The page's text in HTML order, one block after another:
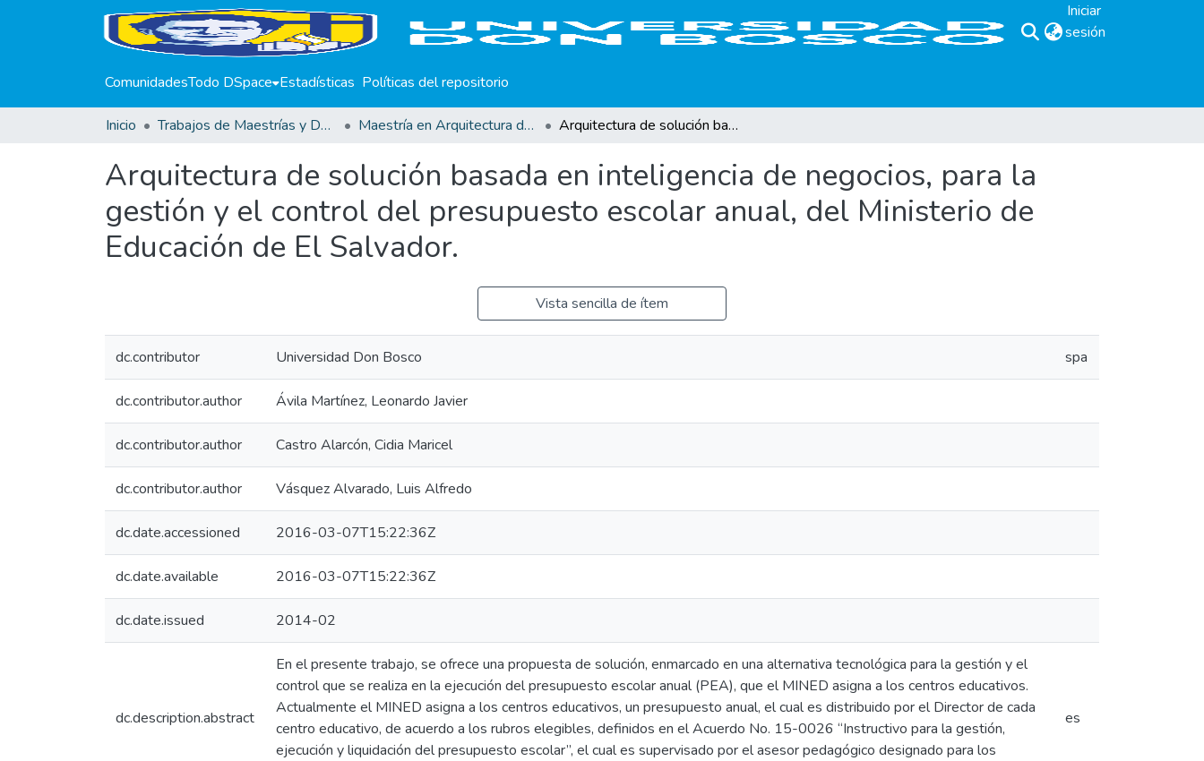
Iniciar
sesión
ComunidadesTodo DSpace Estadísticas Políticas del repositorio
Inicio Trabajos de Maestrías y Doctorados Maestría en Arquitectura de Software Arquitectura de solución basada en inteligencia de negocios, para la gestión y el control del presupuesto escolar anual, del Ministerio de Educación de El Salvador.
Arquitectura de solución basada en inteligencia de negocios, para la
gestión y el control del presupuesto escolar anual, del Ministerio de
Educación de El Salvador.
Vista sencilla de ítem
dc.contributor Universidad Don Bosco spa
dc.contributor.author Ávila Martínez, Leonardo Javier
dc.contributor.author Castro Alarcón, Cidia Maricel
dc.contributor.author Vásquez Alvarado, Luis Alfredo
dc.date.accessioned 2016-03-07T15:22:36Z
dc.date.available 2016-03-07T15:22:36Z
dc.date.issued 2014-02
dc.description.abstract
En el presente trabajo, se ofrece una propuesta de solución, enmarcado en una alternativa tecnológica para la gestión y el
control que se realiza en la ejecución del presupuesto escolar anual (PEA), que el MINED asigna a los centros educativos.
Actualmente el MINED asigna a los centros educativos, un presupuesto anual, el cual es distribuido por el Director de cada
centro educativo, de acuerdo a los rubros elegibles, definidos en el Acuerdo No. 15-0026 “Instructivo para la gestión,
ejecución y liquidación del presupuesto escolar”, el cual es supervisado por el asesor pedagógico designado para los
es